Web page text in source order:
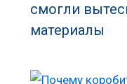
смогли
материалы